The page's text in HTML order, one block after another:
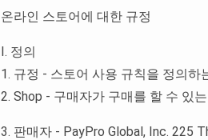
온라인 스토어에 대한 규정
I. 정의
1. 규정 - 스토어 사용 규칙을 정의하
2. Shop - 구매자가 구매를 할 수 있
3. 판매자 - PayPro Global, Inc. 225